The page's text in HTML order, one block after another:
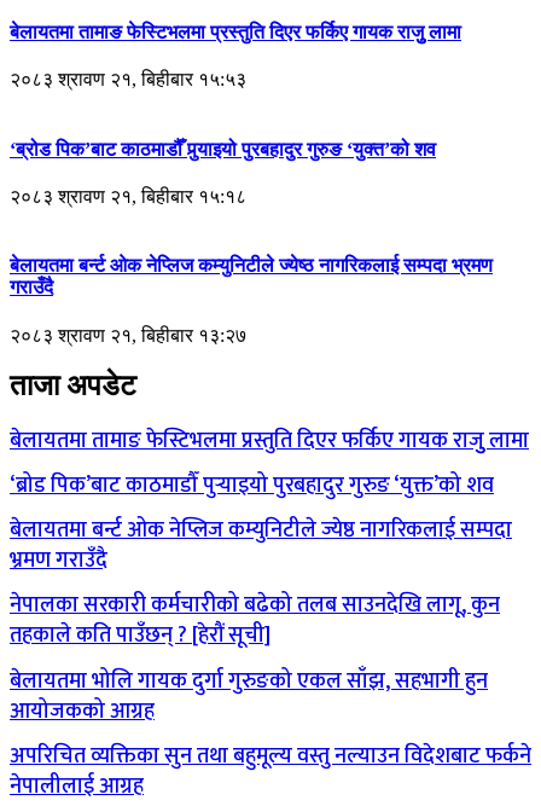
बेलायतमा तामाङ फेस्टिभलमा प्रस्तुति दिएर फर्किए गायक राजुु लामा
२०८३ श्रावण २१, बिहीबार १५:५३
‘ब्रोड पिक’बाट काठमाडौँ पुर्‍याइयो पुरबहादुर गुरुङ ‘युक्त’को शव
२०८३ श्रावण २१, बिहीबार १५:१८
बेलायतमा बर्न्ट ओक नेप्लिज कम्युनिटीले ज्येष्ठ नागरिकलाई सम्पदा भ्रमण
गराउँदै
२०८३ श्रावण २१, बिहीबार १३:२७
ताजा अपडेट
बेलायतमा तामाङ फेस्टिभलमा प्रस्तुति दिएर फर्किए गायक राजुु लामा
‘ब्रोड पिक’बाट काठमाडौँ पुर्‍याइयो पुरबहादुर गुरुङ ‘युक्त’को शव
बेलायतमा बर्न्ट ओक नेप्लिज कम्युनिटीले ज्येष्ठ नागरिकलाई सम्पदा
भ्रमण गराउँदै
नेपालका सरकारी कर्मचारीको बढेको तलब साउनदेखि लागू, कुन
तहकाले कति पाउँछन् ? [हेरौं सूची]
बेलायतमा भोलि गायक दुर्गा गुरुङको एकल साँझ, सहभागी हुन
आयोजकको आग्रह
अपरिचित व्यक्तिका सुन तथा बहुमूल्य वस्तु नल्याउन विदेशबाट फर्कने
नेपालीलाई आग्रह